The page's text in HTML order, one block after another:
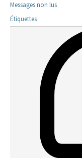
Messages non lus
Étiquettes